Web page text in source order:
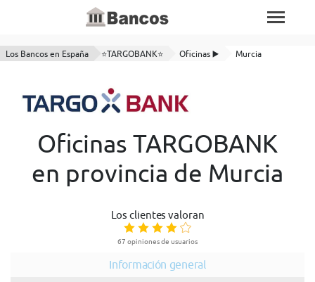
Los Bancos en España ⭐TARGOBANK⭐ Oficinas ▶️ Murcia
Oficinas TARGOBANK
en provincia de Murcia
Los clientes valoran
67 opiniones de usuarios
Información general